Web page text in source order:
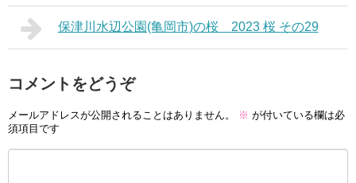
保津川水辺公園(亀岡市)の桜 2023 桜 その29
コメントをどうぞ
メールアドレスが公開されることはありません。 ※ が付いている欄は必
須項目です